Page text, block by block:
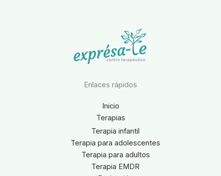
Enlaces rápidos
Inicio
Terapias
Terapia infantil
Terapia para adolescentes
Terapia para adultos
Terapia EMDR